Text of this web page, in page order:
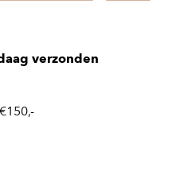
verzonden